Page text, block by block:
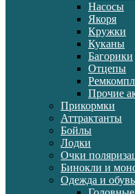
Насосы
Якоря
Кружки
Куканы
Багорики
Отцепы
Прочие
Прикормки
Аттрактанты
Бойлы
Лодки
Очки
Бинокли и
Одежда и обувь